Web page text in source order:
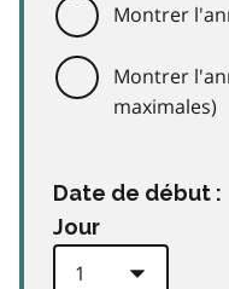
Montrer
Montrer
maximales)
Date de début :
Jour